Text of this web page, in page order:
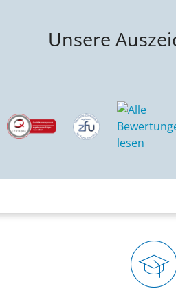
Unsere